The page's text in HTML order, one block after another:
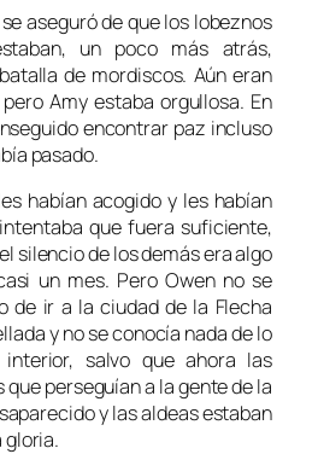
aseguró de que los lobeznos
un poco más atrás,
de mordiscos. Aún eran
Amy estaba orgullosa. En
encontrar paz incluso
pasado.
habían acogido y les habían
que fuera suficiente,
silencio de los demás era algo
un mes. Pero Owen no se
de ir a la ciudad de la Flecha
y no se conocía nada de lo
salvo que ahora las
perseguían a la gente de la
y las aldeas estaban
gloria.